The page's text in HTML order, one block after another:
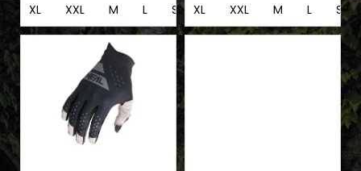
XL XXL M L S XL XXL M L S
900
Kč